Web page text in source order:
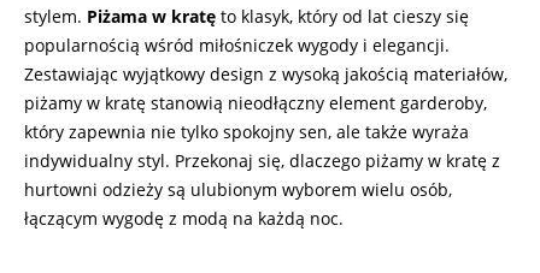
stylem. Piżama w kratę to klasyk, który od lat cieszy się
popularnością wśród miłośniczek wygody i elegancji.
Zestawiając wyjątkowy design z wysoką jakością materiałów,
piżamy w kratę stanowią nieodłączny element garderoby,
który zapewnia nie tylko spokojny sen, ale także wyraża
indywidualny styl. Przekonaj się, dlaczego piżamy w kratę z
hurtowni odzieży są ulubionym wyborem wielu osób,
łączącym wygodę z modą na każdą noc.